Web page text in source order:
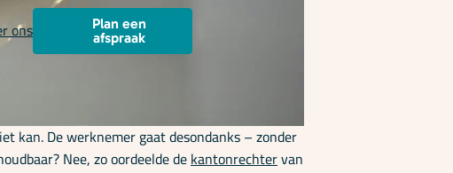
ons
Plan een
afspraak
kan. De werknemer gaat desondanks – zonder
Nee, zo oordeelde dekantonrechtervan